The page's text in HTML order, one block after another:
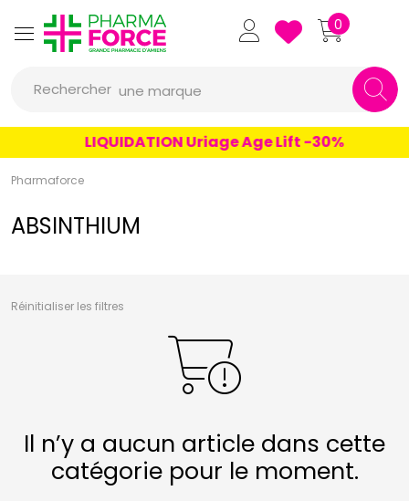
Pharmaforce Grande Pharmacie
0
Rechercher
un conseil
un produit
une marque
LIQUIDATION Uriage Age Lift -30%
Pharmaforce
ABSINTHIUM
Réinitialiser les filtres
Il n’y a aucun article dans cette
catégorie pour le moment.